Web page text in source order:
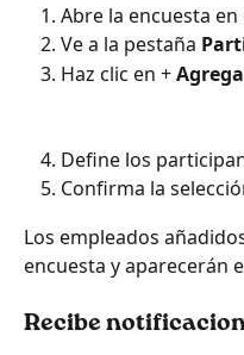
Abre la encuesta en
Ve a la pestaña
Haz clic en +
Define los
Confirma la
Los empleados
encuesta y aparecerán
Recibe